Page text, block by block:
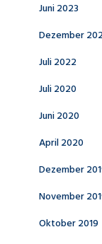
Juni 2023
Dezember
Juli 2022
Juli 2020
Juni 2020
April 2020
Dezember
November
Oktober 2019